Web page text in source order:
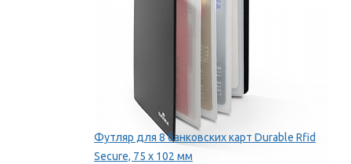
Футляр для 8 банковских карт Durable Rfid
Secure, 75 х 102 мм